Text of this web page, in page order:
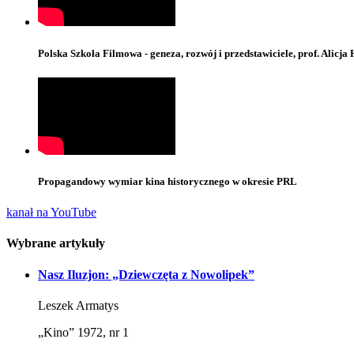
Polska Szkoła Filmowa - geneza, rozwój i przedstawiciele, prof. Alicja
Propagandowy wymiar kina historycznego w okresie PRL
kanał na YouTube
Wybrane artykuły
Nasz Iluzjon: „Dziewczęta z Nowolipek”
Leszek Armatys
„Kino” 1972, nr 1